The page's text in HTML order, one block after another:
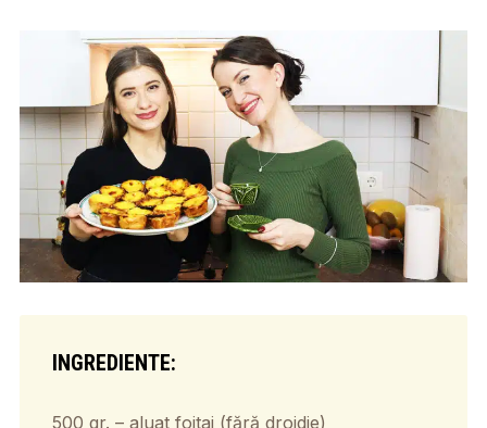
INGREDIENTE:
500 gr. – aluat foitaj (fără drojdie)